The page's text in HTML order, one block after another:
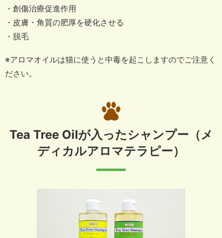
・創傷治療促進作用
・皮膚・角質の肥厚を硬化させる
・脱毛
※アロマオイルは猫に使うと中毒を起こしますのでご注意く
ださい。
Tea Tree Oilが入ったシャンプー （メ
ディカルアロマテラピー）